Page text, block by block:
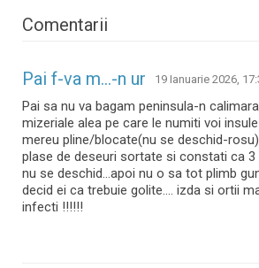
Comentarii
Pai f-va m...-n ur 19 Ianuarie 2026,
Pai sa nu va bagam peninsula-n
mizeriale alea pe care le numiti voi
mereu pline/blocate(nu se deschid-
plase de deseuri sortate si constati ca 3
nu se deschid...apoi nu o sa tot plimb
decid ei ca trebuie golite.... izda si ortii
infecti !!!!!!